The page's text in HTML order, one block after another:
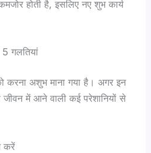
होती है, इसलिए नए शुभ कार्य
गलतियां
करना अशुभ माना गया है। अगर इन
जीवन में आने वाली कई परेशानियों से
करें